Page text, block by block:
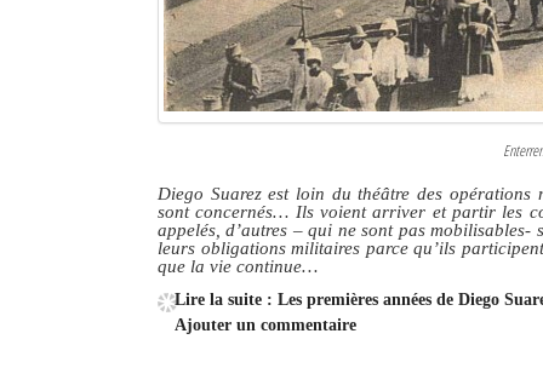
Le Nord de Madagascar
L'actualité du tourisme
Diego Suarez est loin du théâtre des
sont concernés… Ils voient arriver et partir les
appelés, d’autres – qui ne sont pas mobilisables-
leurs obligations militaires parce qu’ils
que la vie continue…
Lire la suite : Les premières années de Diego
Ajouter un commentaire